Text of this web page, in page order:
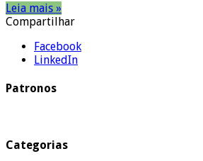
Leia mais »
Compartilhar
Facebook
LinkedIn
Patronos
Categorias